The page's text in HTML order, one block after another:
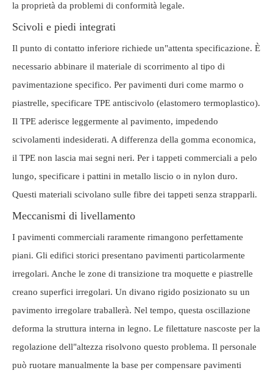
la proprietà da problemi di conformità legale.
Scivoli e piedi integrati
Il punto di contatto inferiore richiede un"attenta specificazione. È
necessario abbinare il materiale di scorrimento al tipo di
pavimentazione specifico. Per pavimenti duri come marmo o
piastrelle, specificare TPE antiscivolo (elastomero termoplastico).
Il TPE aderisce leggermente al pavimento, impedendo
scivolamenti indesiderati. A differenza della gomma economica,
il TPE non lascia mai segni neri. Per i tappeti commerciali a pelo
lungo, specificare i pattini in metallo liscio o in nylon duro.
Questi materiali scivolano sulle fibre dei tappeti senza strapparli.
Meccanismi di livellamento
I pavimenti commerciali raramente rimangono perfettamente
piani. Gli edifici storici presentano pavimenti particolarmente
irregolari. Anche le zone di transizione tra moquette e piastrelle
creano superfici irregolari. Un divano rigido posizionato su un
pavimento irregolare traballerà. Nel tempo, questa oscillazione
deforma la struttura interna in legno. Le filettature nascoste per la
regolazione dell"altezza risolvono questo problema. Il personale
può ruotare manualmente la base per compensare pavimenti